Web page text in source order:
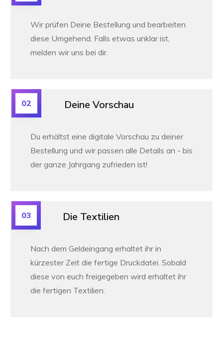
Wir prüfen Deine Bestellung und bearbeiten
diese Umgehend. Falls etwas unklar ist,
melden wir uns bei dir.
Deine Vorschau
02
Du erhältst eine digitale Vorschau zu deiner
Bestellung und wir passen alle Details an - bis
der ganze Jahrgang zufrieden ist!
Die Textilien
03
Nach dem Geldeingang erhaltet ihr in
kürzester Zeit die fertige Druckdatei. Sobald
diese von euch freigegeben wird erhaltet ihr
die fertigen Textilien.